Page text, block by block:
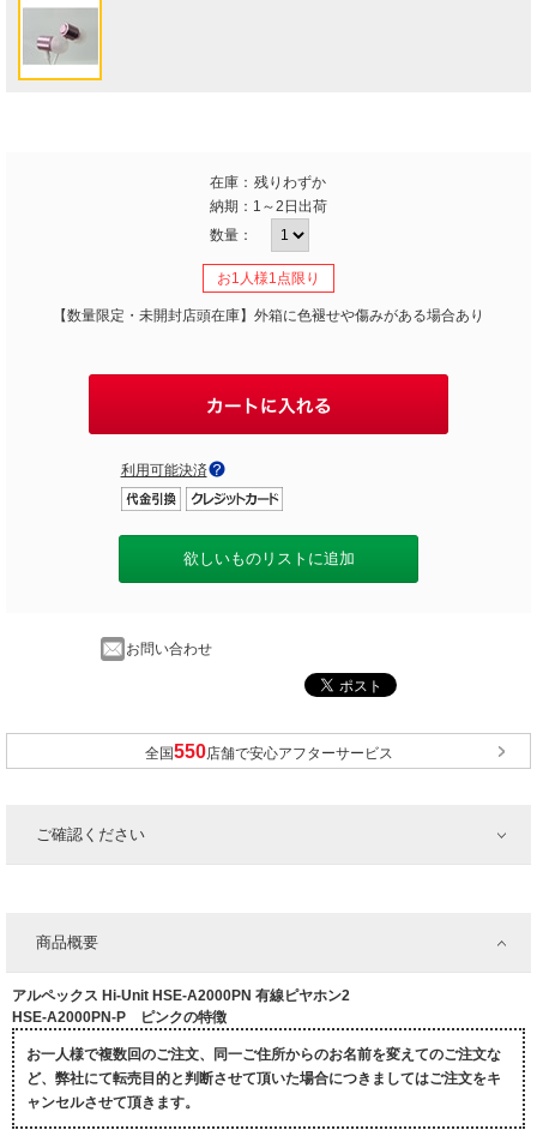
在庫： 残りわずか
納期： 1～2日出荷
数量：
お1人様1点限り
【数量限定・未開封店頭在庫】外箱に色褪せや傷みがある場合あり
利用可能決済
欲しいものリストに追加
お問い合わせ
全国 店舗で安心アフターサービス
ご確認ください
商品概要
アルペックス Hi-Unit HSE-A2000PN 有線ピヤホン2
HSE-A2000PN-P ピンクの特徴
お一人様で複数回のご注文、同一ご住所からのお名前を変えてのご注文な
ど、弊社にて転売目的と判断させて頂いた場合につきましてはご注文をキ
ャンセルさせて頂きます。